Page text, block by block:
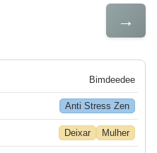
→
Bimdeedee
Anti Stress Zen
Deixar Mulher